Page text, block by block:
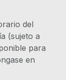
del
(sujeto a
para
en